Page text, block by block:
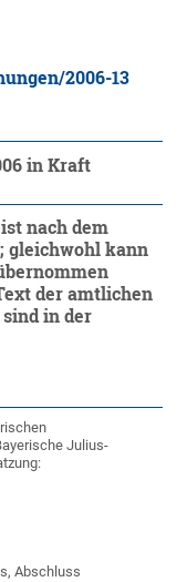
2006-13
in Kraft
nach dem
gleichwohl kann
der amtlichen
in der
Julius-
Abschluss